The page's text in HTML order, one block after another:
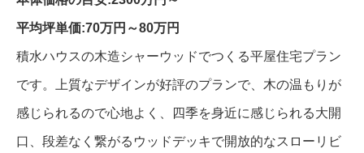
平均坪単価:70万円～80万円
積水ハウスの木造シャーウッドでつくる平屋住宅プラン
です。上質なデザインが好評のプランで、木の温もりが
感じられるので心地よく、四季を身近に感じられる大開
口、段差なく繋がるウッドデッキで開放的なスローリビ